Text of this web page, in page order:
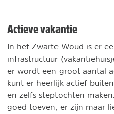
Actieve vakantie
In het Zwarte Woud is er
infrastructuur
er wordt een groot aantal
kunt er heerlijk actief
en zelfs steptochten
goed toeven; er zijn maar